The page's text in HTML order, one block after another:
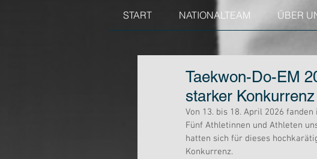
START NATIONALTEAM ÜBER
Taekwon-Do-EM
starker Konkurrenz
Von 13. bis 18. April 2026
Fünf Athletinnen und Athleten
hatten sich für dieses
Konkurrenz.